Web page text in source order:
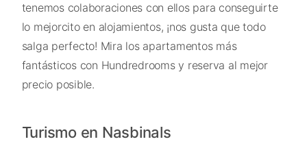
tenemos colaboraciones con ellos para conseguirte
lo mejorcito en alojamientos, ¡nos gusta que todo
salga perfecto! Mira los apartamentos más
fantásticos con Hundredrooms y reserva al mejor
precio posible.
Turismo en Nasbinals